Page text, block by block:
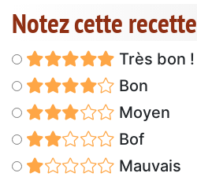
Notez cette recette
Très bon !
Bon
Moyen
Bof
Mauvais